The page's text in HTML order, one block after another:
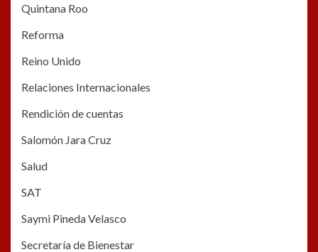
Quintana Roo
Reforma
Reino Unido
Relaciones Internacionales
Rendición de cuentas
Salomón Jara Cruz
Salud
SAT
Saymi Pineda Velasco
Secretaría de Bienestar